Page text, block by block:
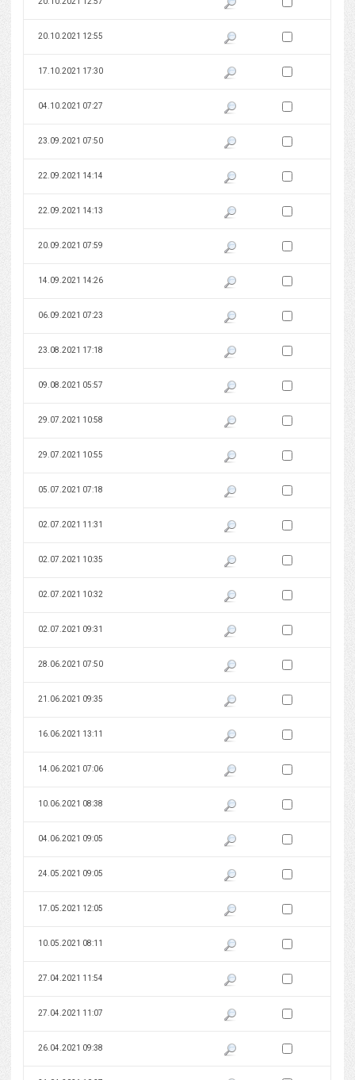
20.10.2021 12:55 Pokaż podgląd wersji z dnia
Zaznacz wersję do
17.10.2021 17:30 Pokaż podgląd wersji z dnia
Zaznacz wersję do
04.10.2021 07:27 Pokaż podgląd wersji z dnia
Zaznacz wersję do
23.09.2021 07:50 Pokaż podgląd wersji z dnia
Zaznacz wersję do
22.09.2021 14:14 Pokaż podgląd wersji z dnia
Zaznacz wersję do
22.09.2021 14:13 Pokaż podgląd wersji z dnia
Zaznacz wersję do
20.09.2021 07:59 Pokaż podgląd wersji z dnia
Zaznacz wersję do
14.09.2021 14:26 Pokaż podgląd wersji z dnia
Zaznacz wersję do
06.09.2021 07:23 Pokaż podgląd wersji z dnia
Zaznacz wersję do
23.08.2021 17:18 Pokaż podgląd wersji z dnia
Zaznacz wersję do
09.08.2021 05:57 Pokaż podgląd wersji z dnia
Zaznacz wersję do
29.07.2021 10:58 Pokaż podgląd wersji z dnia
Zaznacz wersję do
29.07.2021 10:55 Pokaż podgląd wersji z dnia
Zaznacz wersję do
05.07.2021 07:18 Pokaż podgląd wersji z dnia
Zaznacz wersję do
02.07.2021 11:31 Pokaż podgląd wersji z dnia
Zaznacz wersję do
02.07.2021 10:35 Pokaż podgląd wersji z dnia
Zaznacz wersję do
02.07.2021 10:32 Pokaż podgląd wersji z dnia
Zaznacz wersję do
02.07.2021 09:31 Pokaż podgląd wersji z dnia
Zaznacz wersję do
28.06.2021 07:50 Pokaż podgląd wersji z dnia
Zaznacz wersję do
21.06.2021 09:35 Pokaż podgląd wersji z dnia
Zaznacz wersję do
16.06.2021 13:11 Pokaż podgląd wersji z dnia
Zaznacz wersję do
14.06.2021 07:06 Pokaż podgląd wersji z dnia
Zaznacz wersję do
10.06.2021 08:38 Pokaż podgląd wersji z dnia
Zaznacz wersję do
04.06.2021 09:05 Pokaż podgląd wersji z dnia
Zaznacz wersję do
24.05.2021 09:05 Pokaż podgląd wersji z dnia
Zaznacz wersję do
17.05.2021 12:05 Pokaż podgląd wersji z dnia
Zaznacz wersję do
10.05.2021 08:11 Pokaż podgląd wersji z dnia
Zaznacz wersję do
27.04.2021 11:54 Pokaż podgląd wersji z dnia
Zaznacz wersję do
27.04.2021 11:07 Pokaż podgląd wersji z dnia
Zaznacz wersję do
26.04.2021 09:38 Pokaż podgląd wersji z dnia
Zaznacz wersję do